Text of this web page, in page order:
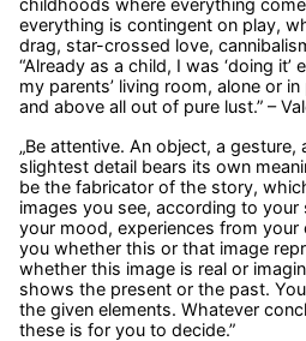
everything is contingent on play,
drag, star-crossed love,
“Already as a child, I was ‘doing
my parents’ living room, alone or
and above all out of pure lust.” –
„Be attentive. An object, a
slightest detail bears its own
be the fabricator of the story,
images you see, according to your
your mood, experiences from
you whether this or that image
whether this image is real or
shows the present or the past.
the given elements. Whatever
these is for you to decide.”